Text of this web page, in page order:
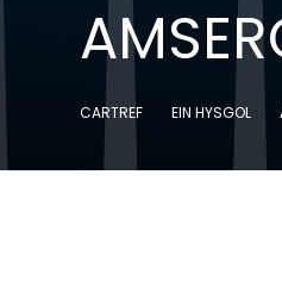
CARTREF EIN HYSGOL